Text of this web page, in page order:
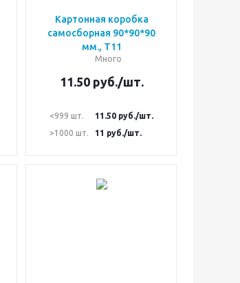
Картонная коробка
самосборная 90*90*90
мм., Т11
Много
11.50руб./шт.
<999 шт. 11.50 руб./шт.
>1000 шт.
11 руб./шт.